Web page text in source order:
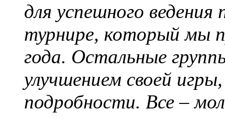
для успешного
турнире, который мы
года. Остальные
улучшением своей
подробности. Все –